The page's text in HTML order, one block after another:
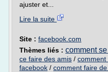
ajuster et...
Lire la suite
Site : facebook.com
Thèmes liés : comment
ce faire des amis / comment
facebook / comment faire